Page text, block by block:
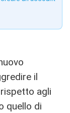
il
agli
quello di